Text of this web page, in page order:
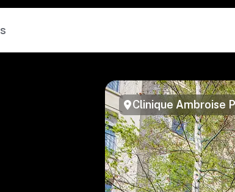
Clinique Ambroise